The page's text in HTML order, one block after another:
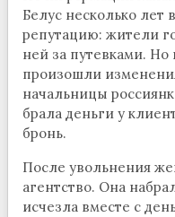
Белус несколько лет
репутацию: жители
ней за путевками.
произошли
начальницы
брала деньги у
бронь.
После увольнения
агентство. Она
исчезла вместе с